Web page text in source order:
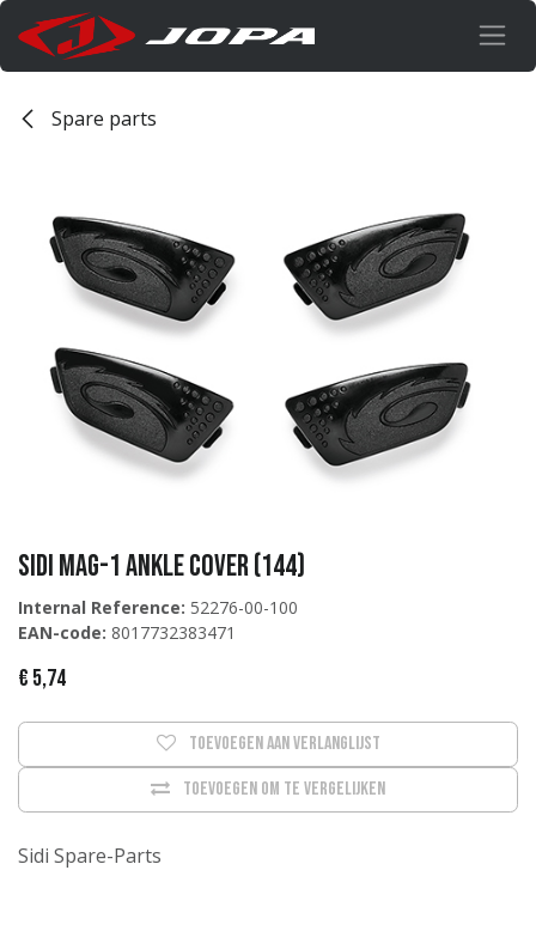
Overslaan naar inhoud
Spare parts
Sidi MAG-1 Ankle cover (144)
Internal Reference: 52276-00-100
EAN-code: 8017732383471
€ 5,74
Toevoegen om te vergelijken
Toevoegen aan verlanglijst
Sidi Spare-Parts